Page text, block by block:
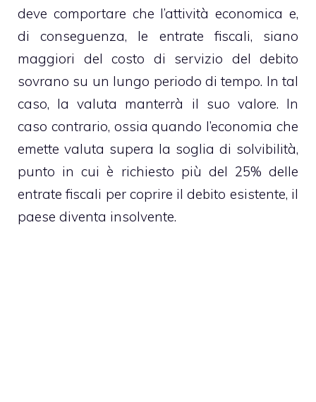
deve comportare che l’attività economica e,
di conseguenza, le entrate fiscali, siano
maggiori del costo di servizio del debito
sovrano su un lungo periodo di tempo. In tal
caso, la valuta manterrà il suo valore. In
caso contrario, ossia quando l’economia che
emette valuta supera la soglia di solvibilità,
punto in cui è richiesto più del 25% delle
entrate fiscali per coprire il debito esistente, il
paese diventa insolvente.